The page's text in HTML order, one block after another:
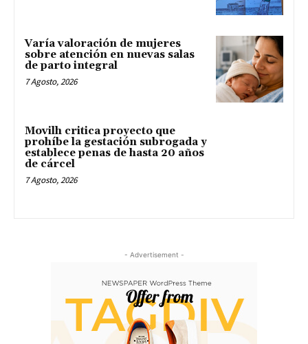
Varía valoración de mujeres
sobre atención en nuevas salas
de parto integral
7 Agosto, 2026
Movilh critica proyecto que
prohíbe la gestación subrogada y
establece penas de hasta 20 años
de cárcel
7 Agosto, 2026
- Advertisement -